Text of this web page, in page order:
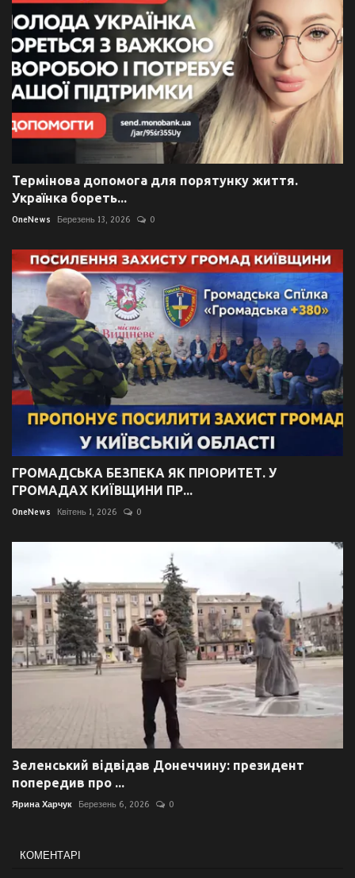
Термінова допомога для порятунку життя.
Українка бореть...
OneNews Березень 13, 2026 0
ГРОМАДСЬКА БЕЗПЕКА ЯК ПРІОРИТЕТ. У
ГРОМАДАХ КИЇВЩИНИ ПР...
OneNews Квітень 1, 2026 0
Зеленський відвідав Донеччину: президент
попередив про ...
Ярина Харчук Березень 6, 2026 0
КОМЕНТАРІ